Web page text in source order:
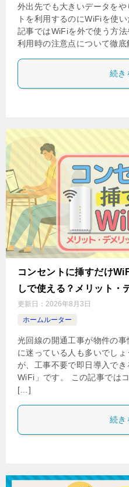
外出先でも大きいデータを
トを利用するのにWiFiを使
記事ではWiFiを外で使う方法
利用時の注意点について徹
続き
コンセントに挿すだけ
しで使える？メリット・
更新日： 2026年8月3日
ホームルーター
光回線の開通工事が物件の
に迷っている人も多いでし
が、工事不要で即日導入で
WiFi」です。 この記事では
[…]
続き